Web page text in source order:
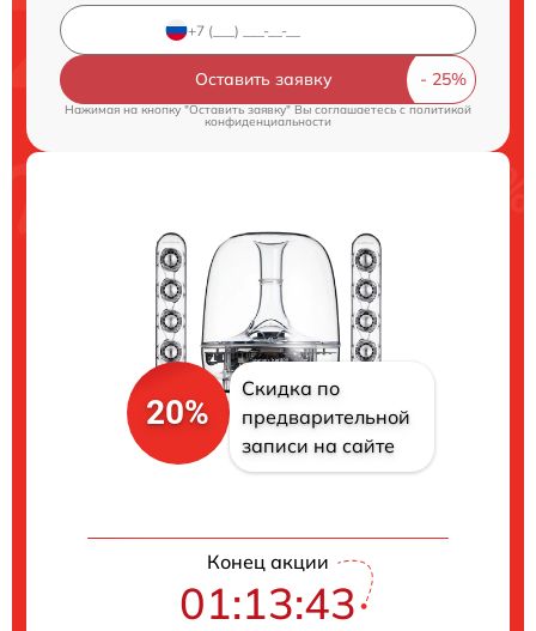
Оставить заявку
Нажимая на кнопку "Оставить заявку" Вы соглашаетесь cполитикой
конфиденциальности
20%
Скидка по
предварительной
записи на сайте
Конец акции
01:13:43